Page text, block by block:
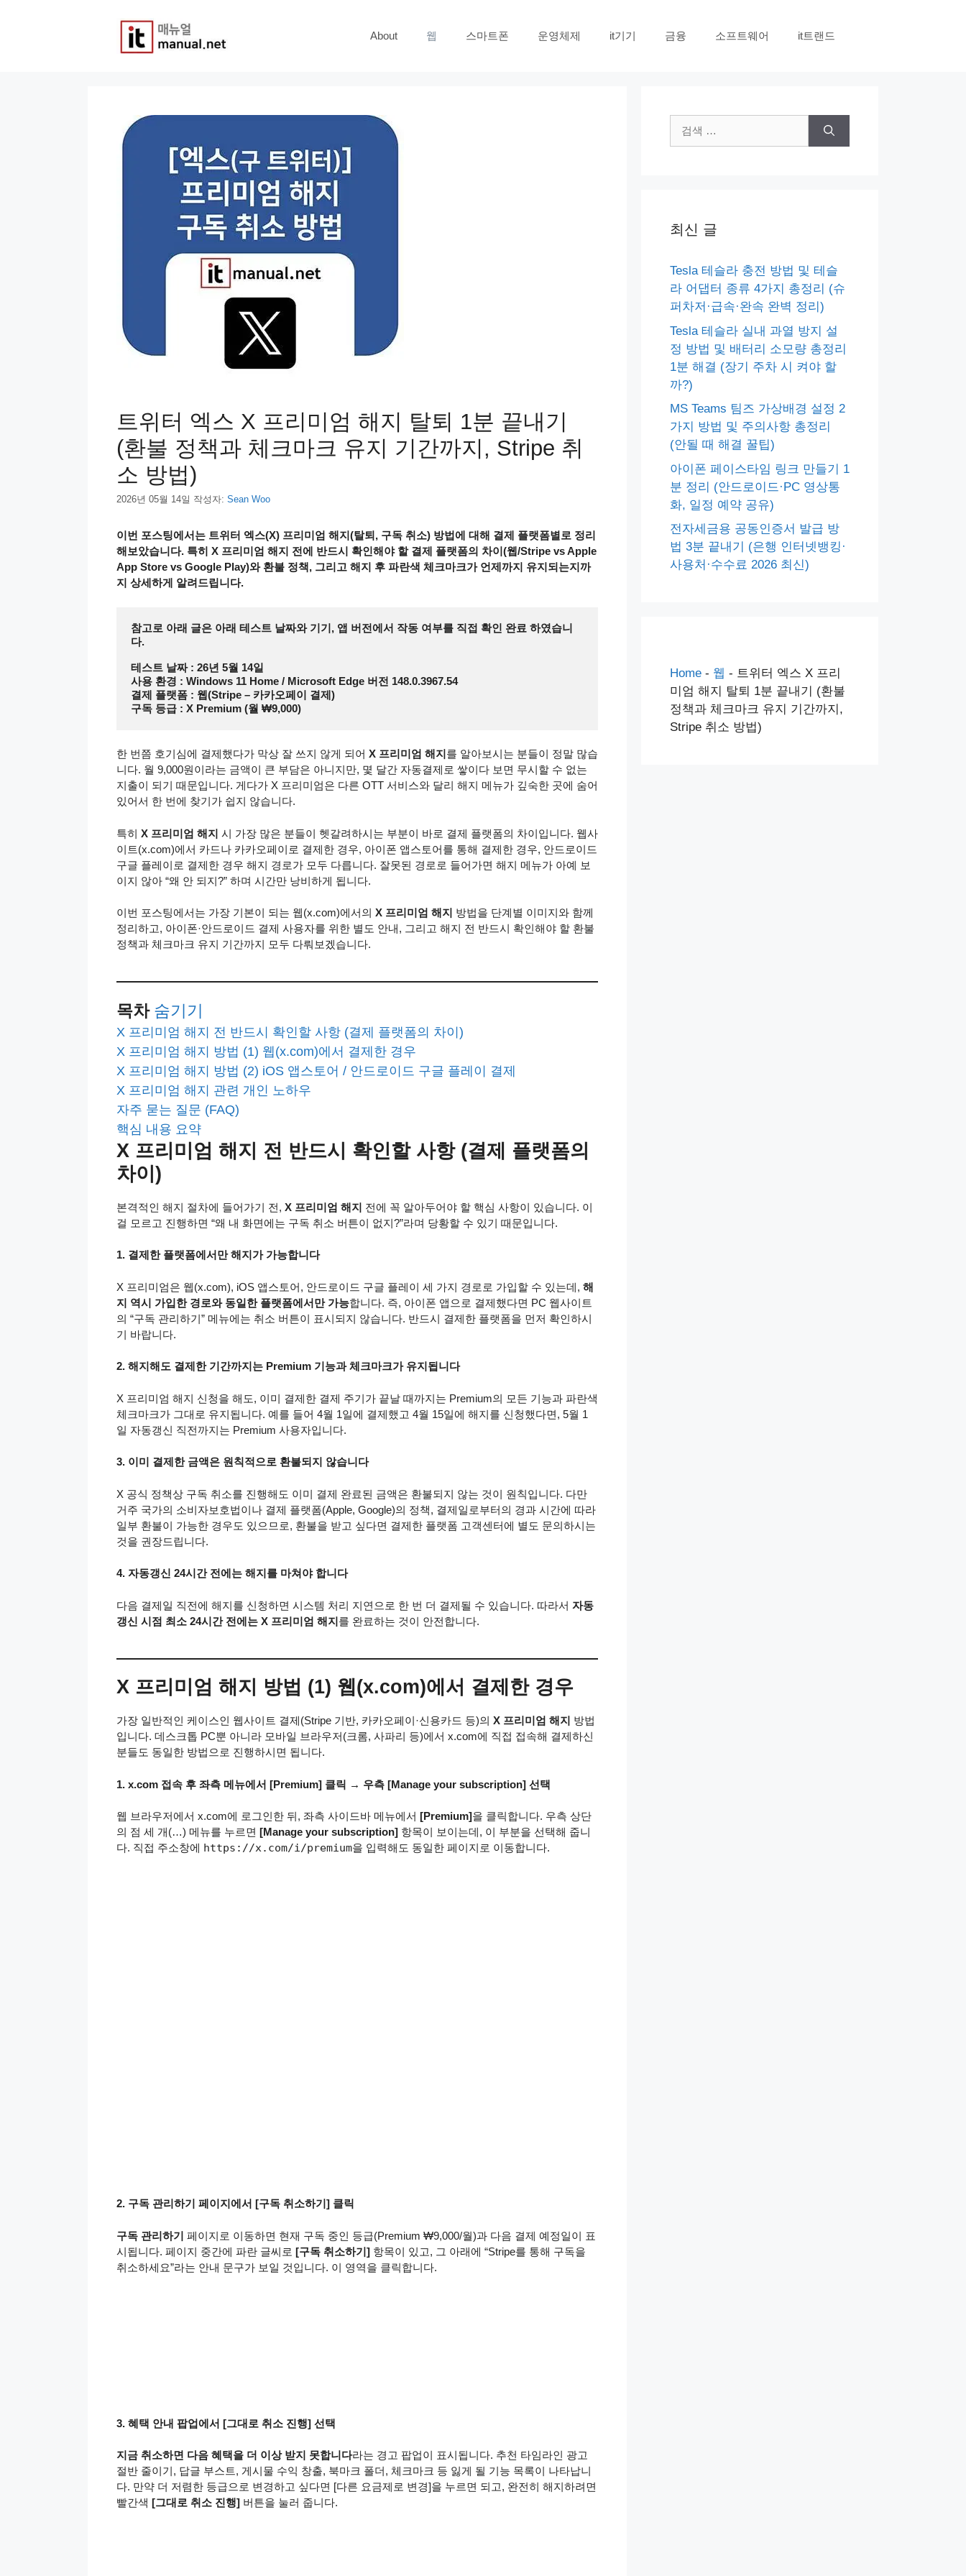
About 웹 스마트폰 운영체제 it기기 금융 소프트웨어 it트랜드
트위터 엑스 X 프리미엄 해지 탈퇴 1분 끝내기
(환불 정책과 체크마크 유지 기간까지, Stripe 취
소 방법)
2026년 05월 14일 작성자: Sean Woo
이번 포스팅에서는 트위터 엑스(X) 프리미엄 해지(탈퇴, 구독 취소) 방법에 대해 결제 플랫폼별로 정리
해보았습니다. 특히 X 프리미엄 해지 전에 반드시 확인해야 할 결제 플랫폼의 차이(웹/Stripe vs Apple
App Store vs Google Play)와 환불 정책, 그리고 해지 후 파란색 체크마크가 언제까지 유지되는지까
지 상세하게 알려드립니다.
참고로 아래 글은 아래 테스트 날짜와 기기, 앱 버전에서 작동 여부를 직접 확인 완료 하였습니
다.
테스트 날짜 : 26년 5월 14일
사용 환경 : Windows 11 Home / Microsoft Edge 버전 148.0.3967.54
결제 플랫폼 : 웹(Stripe – 카카오페이 결제)
구독 등급 : X Premium (월 ₩9,000)
한 번쯤 호기심에 결제했다가 막상 잘 쓰지 않게 되어 X 프리미엄 해지를 알아보시는 분들이 정말 많습
니다. 월 9,000원이라는 금액이 큰 부담은 아니지만, 몇 달간 자동결제로 쌓이다 보면 무시할 수 없는
지출이 되기 때문입니다. 게다가 X 프리미엄은 다른 OTT 서비스와 달리 해지 메뉴가 깊숙한 곳에 숨어
있어서 한 번에 찾기가 쉽지 않습니다.
특히 X 프리미엄 해지 시 가장 많은 분들이 헷갈려하시는 부분이 바로 결제 플랫폼의 차이입니다. 웹사
이트(x.com)에서 카드나 카카오페이로 결제한 경우, 아이폰 앱스토어를 통해 결제한 경우, 안드로이드
구글 플레이로 결제한 경우 해지 경로가 모두 다릅니다. 잘못된 경로로 들어가면 해지 메뉴가 아예 보
이지 않아 “왜 안 되지?” 하며 시간만 낭비하게 됩니다.
이번 포스팅에서는 가장 기본이 되는 웹(x.com)에서의 X 프리미엄 해지 방법을 단계별 이미지와 함께
정리하고, 아이폰·안드로이드 결제 사용자를 위한 별도 안내, 그리고 해지 전 반드시 확인해야 할 환불
정책과 체크마크 유지 기간까지 모두 다뤄보겠습니다.
목차 숨기기
X 프리미엄 해지 전 반드시 확인할 사항 (결제 플랫폼의 차이)
X 프리미엄 해지 방법 (1) 웹(x.com)에서 결제한 경우
X 프리미엄 해지 방법 (2) iOS 앱스토어 / 안드로이드 구글 플레이 결제
X 프리미엄 해지 관련 개인 노하우
자주 묻는 질문 (FAQ)
핵심 내용 요약
X 프리미엄 해지 전 반드시 확인할 사항 (결제 플랫폼의
차이)
본격적인 해지 절차에 들어가기 전, X 프리미엄 해지 전에 꼭 알아두어야 할 핵심 사항이 있습니다. 이
걸 모르고 진행하면 “왜 내 화면에는 구독 취소 버튼이 없지?”라며 당황할 수 있기 때문입니다.
1. 결제한 플랫폼에서만 해지가 가능합니다
X 프리미엄은 웹(x.com), iOS 앱스토어, 안드로이드 구글 플레이 세 가지 경로로 가입할 수 있는데, 해
지 역시 가입한 경로와 동일한 플랫폼에서만 가능합니다. 즉, 아이폰 앱으로 결제했다면 PC 웹사이트
의 “구독 관리하기” 메뉴에는 취소 버튼이 표시되지 않습니다. 반드시 결제한 플랫폼을 먼저 확인하시
기 바랍니다.
2. 해지해도 결제한 기간까지는 Premium 기능과 체크마크가 유지됩니다
X 프리미엄 해지 신청을 해도, 이미 결제한 결제 주기가 끝날 때까지는 Premium의 모든 기능과 파란색
체크마크가 그대로 유지됩니다. 예를 들어 4월 1일에 결제했고 4월 15일에 해지를 신청했다면, 5월 1
일 자동갱신 직전까지는 Premium 사용자입니다.
3. 이미 결제한 금액은 원칙적으로 환불되지 않습니다
X 공식 정책상 구독 취소를 진행해도 이미 결제 완료된 금액은 환불되지 않는 것이 원칙입니다. 다만
거주 국가의 소비자보호법이나 결제 플랫폼(Apple, Google)의 정책, 결제일로부터의 경과 시간에 따라
일부 환불이 가능한 경우도 있으므로, 환불을 받고 싶다면 결제한 플랫폼 고객센터에 별도 문의하시는
것을 권장드립니다.
4. 자동갱신 24시간 전에는 해지를 마쳐야 합니다
다음 결제일 직전에 해지를 신청하면 시스템 처리 지연으로 한 번 더 결제될 수 있습니다. 따라서 자동
갱신 시점 최소 24시간 전에는 X 프리미엄 해지를 완료하는 것이 안전합니다.
X 프리미엄 해지 방법 (1) 웹(x.com)에서 결제한 경우
가장 일반적인 케이스인 웹사이트 결제(Stripe 기반, 카카오페이·신용카드 등)의 X 프리미엄 해지 방법
입니다. 데스크톱 PC뿐 아니라 모바일 브라우저(크롬, 사파리 등)에서 x.com에 직접 접속해 결제하신
분들도 동일한 방법으로 진행하시면 됩니다.
1. x.com 접속 후 좌측 메뉴에서 [Premium] 클릭 → 우측 [Manage your subscription] 선택
웹 브라우저에서 x.com에 로그인한 뒤, 좌측 사이드바 메뉴에서 [Premium]을 클릭합니다. 우측 상단
의 점 세 개(…) 메뉴를 누르면 [Manage your subscription] 항목이 보이는데, 이 부분을 선택해 줍니
다. 직접 주소창에 https://x.com/i/premium을 입력해도 동일한 페이지로 이동합니다.
2. 구독 관리하기 페이지에서 [구독 취소하기] 클릭
구독 관리하기 페이지로 이동하면 현재 구독 중인 등급(Premium ₩9,000/월)과 다음 결제 예정일이 표
시됩니다. 페이지 중간에 파란 글씨로 [구독 취소하기] 항목이 있고, 그 아래에 “Stripe를 통해 구독을
취소하세요”라는 안내 문구가 보일 것입니다. 이 영역을 클릭합니다.
3. 혜택 안내 팝업에서 [그대로 취소 진행] 선택
지금 취소하면 다음 혜택을 더 이상 받지 못합니다라는 경고 팝업이 표시됩니다. 추천 타임라인 광고
절반 줄이기, 답글 부스트, 게시물 수익 창출, 북마크 폴더, 체크마크 등 잃게 될 기능 목록이 나타납니
다. 만약 더 저렴한 등급으로 변경하고 싶다면 [다른 요금제로 변경]을 누르면 되고, 완전히 해지하려면
빨간색 [그대로 취소 진행] 버튼을 눌러 줍니다.
색:
최신 글
Tesla 테슬라 충전 방법 및 테슬
라 어댑터 종류 4가지 총정리 (슈
퍼차저·급속·완속 완벽 정리)
Tesla 테슬라 실내 과열 방지 설
정 방법 및 배터리 소모량 총정리
1분 해결 (장기 주차 시 켜야 할
까?)
MS Teams 팀즈 가상배경 설정 2
가지 방법 및 주의사항 총정리
(안될 때 해결 꿀팁)
아이폰 페이스타임 링크 만들기 1
분 정리 (안드로이드·PC 영상통
화, 일정 예약 공유)
전자세금용 공동인증서 발급 방
법 3분 끝내기 (은행 인터넷뱅킹·
사용처·수수료 2026 최신)
Home - 웹 - 트위터 엑스 X 프리
미엄 해지 탈퇴 1분 끝내기 (환불
정책과 체크마크 유지 기간까지,
Stripe 취소 방법)